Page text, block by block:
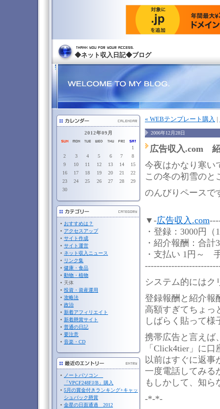
◆ネット収入日記◆ブログ
2012年09月
1
2
3 4 5 6 7
8
9
10 11 12 13 14
15
16
17 18 19 20 21
22
23
24 25 26 27 28
29
30
おすすめは？
アクセスアップ
サイト作成
サイト運営
ネット収入ニュース
リンク集
健康・食品
動物・植物
天体
投資・資産運用
攻略法
政治
新着アフィリエイト
新着懸賞サイト
普通の日記
要注意
音楽・CD
ノートパソコン
「VPCF248FJ/B」購入
5月の賞金付きランキング+キャッ
シュバック懸賞
金星の日面通過 2012
« WEBテンプレート購入 |
2006年12月28日
広告収入.com
今夜はかなり寒い
この冬の初雪のと
のんびりペースで
▼-広告収入.com
・登録：3000円
・紹介報酬：合計
・支払い 1円～
システム的にはク
登録報酬と紹介報
高額すぎてちょっ
しばらく貼って様
携帯広告と言えば
「Click4tier」に
以前はすぐに返事
一度電話してみる
もしかして、知ら
-*-*-